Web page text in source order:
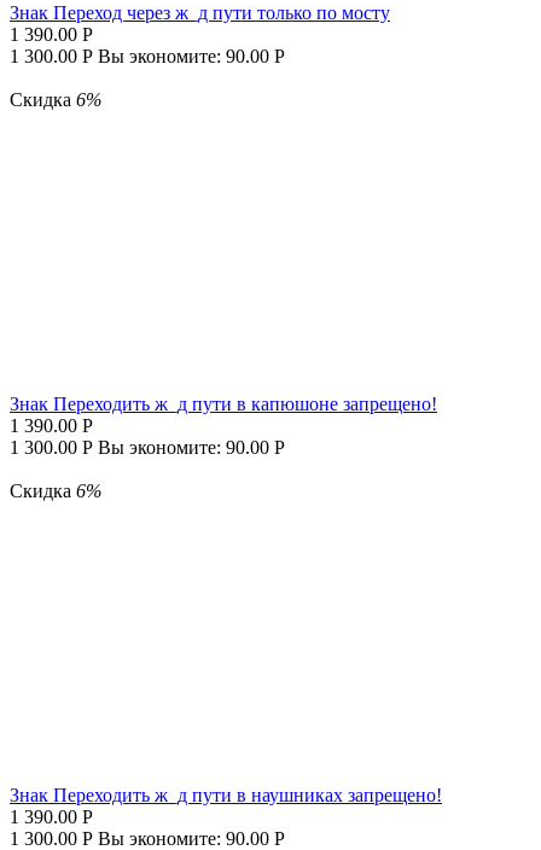
Знак Переход через ж_д пути только по мосту
1 390.00 Р
1 300.00 Р Вы экономите: 90.00 Р
Скидка 6%
Знак Переходить ж_д пути в капюшоне запрещено!
1 390.00 Р
1 300.00 Р Вы экономите: 90.00 Р
Скидка 6%
Знак Переходить ж_д пути в наушниках запрещено!
1 390.00 Р
1 300.00 Р Вы экономите: 90.00 Р